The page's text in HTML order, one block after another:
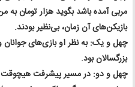
مربی آمده باشد بگوید هزار تومان به
بازیکن‌های آن زمان، بی‌نظیر بودند.
چهل و یک: به نظر او بازی‌های جوانان
بزرگسالان بود.
چهل و دو: در مسیر پیشرفت هیچوقت